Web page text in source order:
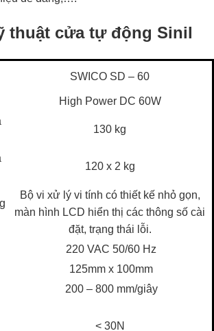
thuật cửa tự động Sinil
SWICO SD – 60
High Power DC 60W
130 kg
120 x 2 kg
Bộ vi xử lý vi tính có thiết kế nhỏ gọn,
màn hình LCD hiển thị các thông số cài
đặt, trạng thái lỗi.
220 VAC 50/60 Hz
125mm x 100mm
200 – 800 mm/giây
< 30N